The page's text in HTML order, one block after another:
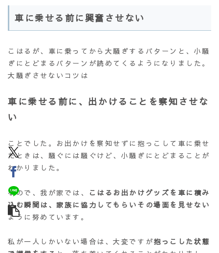
車に乗せる前に興奮させない
こはるが、車に乗ってから大騒ぎするパターンと、小騒
ぎにとどまるパターンが読めてくるようになりました。
大騒ぎさせないコツは
車に乗せる前に、出かけることを察知させな
い
ことでした。お出かけを察知せずに抱っこして車に乗せ
たときは、騒ぐには騒ぐけど、小騒ぎにとどまることが
わかりました。
なので、我が家では、
こはるお出かけグッズを車に積み
込む瞬間は、家族に協力してもらいその場面を見せない
ように努めています。
私が一人しかいない場合は、大変ですが抱っこした状態